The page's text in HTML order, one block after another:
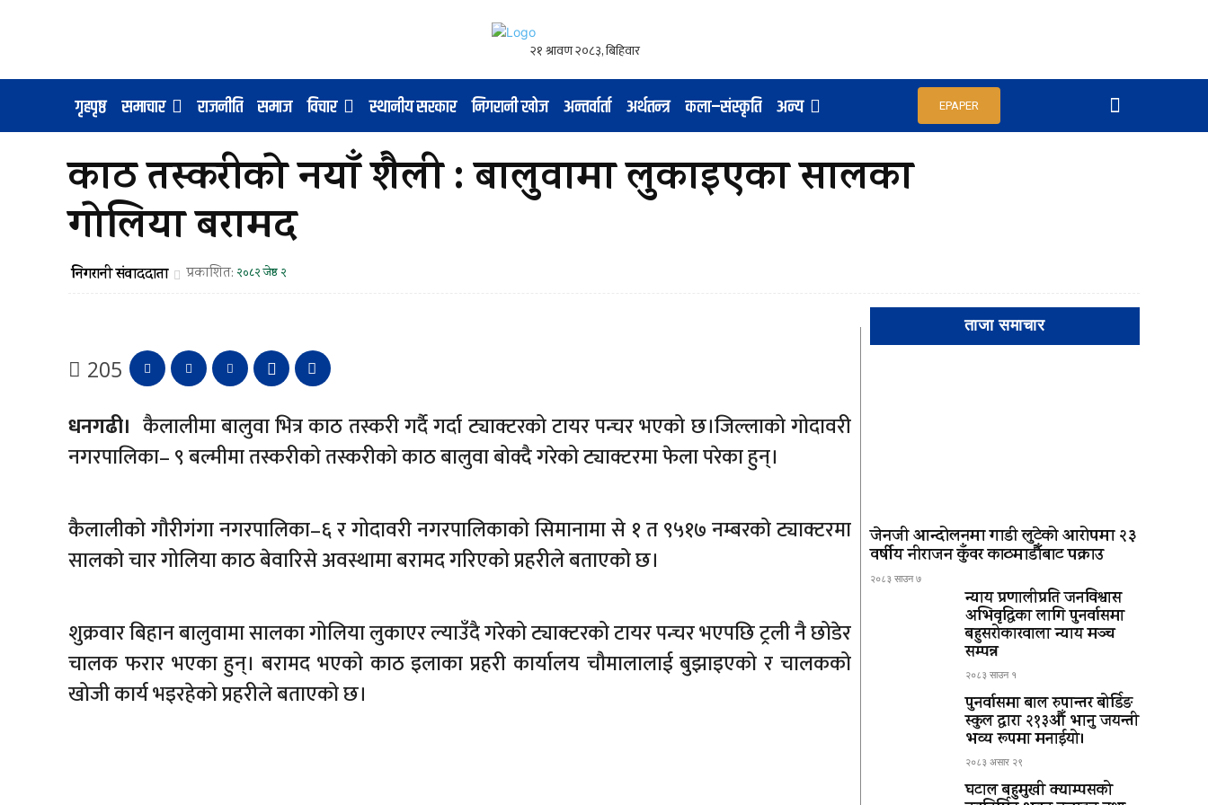
गृहपृष्ठ समाचार राजनीति समाज विचार स्थानीय सरकार निगरानी खोज अन्तर्वार्ता अर्थतन्त्र कला–संस्कृति अन्य EPAPER
काठ तस्करीको नयाँ शैली : बालुवामा लुकाइएका सालका
गोलिया बरामद
निगरानी संवाददाता प्रकाशित: २०८२ जेष्ठ २
205
धनगढी। कैलालीमा बालुवा भित्र काठ तस्करी गर्दै गर्दा ट्याक्टरको टायर पन्चर भएको छ।जिल्लाको गोदावरी
नगरपालिका– ९ बल्मीमा तस्करीको तस्करीको काठ बालुवा बोक्दै गरेको ट्याक्टरमा फेला परेका हुन्।
कैलालीको गौरीगंगा नगरपालिका–६ र गोदावरी नगरपालिकाको सिमानामा से १ त ९५१७ नम्बरको ट्याक्टरमा
सालको चार गोलिया काठ बेवारिसे अवस्थामा बरामद गरिएको प्रहरीले बताएको छ।
शुक्रवार बिहान बालुवामा सालका गोलिया लुकाएर ल्याउँदै गरेको ट्याक्टरको टायर पन्चर भएपछि ट्रली नै छोडेर
चालक फरार भएका हुन्। बरामद भएको काठ इलाका प्रहरी कार्यालय चौमालालाई बुझाइएको र चालकको
खोजी कार्य भइरहेको प्रहरीले बताएको छ।
ताजा समाचार
जेनजी आन्दोलनमा गाडी लुटेको आरोपमा २३
वर्षीय नीराजन कुँवर काठमाडौँबाट पक्राउ
२०८३ साउन ७
न्याय प्रणालीप्रति जनविश्वास
अभिवृद्धिका लागि पुनर्वासमा
बहुसरोकारवाला न्याय मञ्च
सम्पन्न
२०८३ साउन १
पुनर्वासमा बाल रुपान्तर बोर्डिङ
स्कुल द्धारा २१३औँ भानु जयन्ती
भव्य रूपमा मनाईयो।
२०८३ असार २९
घटाल बहुमुखी क्याम्पसको